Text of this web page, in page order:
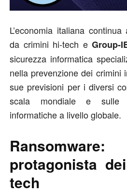
L’economia italiana
da crimini hi-tech eGroup-
sicurezza informatica
nella prevenzione dei crimini
sue previsioni per i diversi
scala mondiale e sulle
informatiche a livello globale.
protagonista
tech